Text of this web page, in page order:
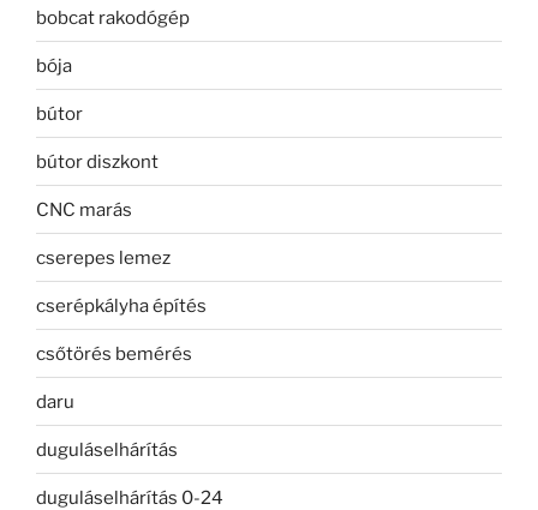
bobcat rakodógép
bója
bútor
bútor diszkont
CNC marás
cserepes lemez
cserépkályha építés
csőtörés bemérés
daru
duguláselhárítás
duguláselhárítás 0-24